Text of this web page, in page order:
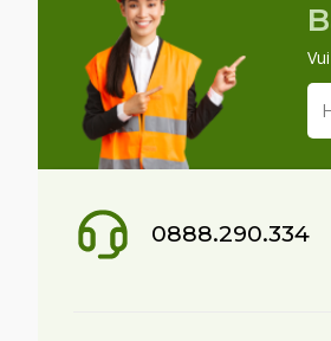
0888.290.334